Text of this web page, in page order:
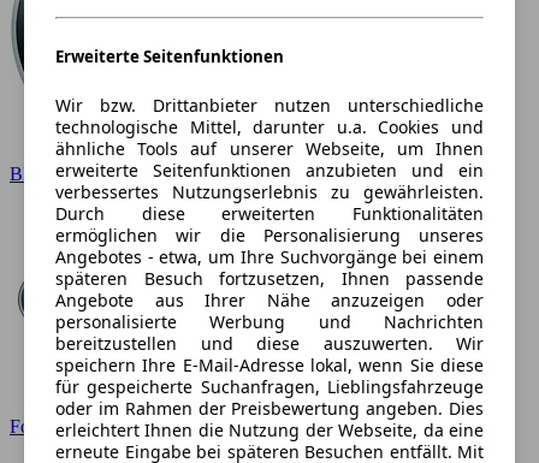
BMW
Ford
Erweiterte Seitenfunktionen
Wir bzw. Drittanbieter nutzen unterschiedliche
technologische Mittel, darunter u.a. Cookies und
ähnliche Tools auf unserer Webseite, um Ihnen
erweiterte Seitenfunktionen anzubieten und ein
verbessertes Nutzungserlebnis zu gewährleisten.
Durch diese erweiterten Funktionalitäten
ermöglichen wir die Personalisierung unseres
Angebotes - etwa, um Ihre Suchvorgänge bei einem
späteren Besuch fortzusetzen, Ihnen passende
Angebote aus Ihrer Nähe anzuzeigen oder
personalisierte Werbung und Nachrichten
bereitzustellen und diese auszuwerten. Wir
speichern Ihre E-Mail-Adresse lokal, wenn Sie diese
für gespeicherte Suchanfragen, Lieblingsfahrzeuge
oder im Rahmen der Preisbewertung angeben. Dies
erleichtert Ihnen die Nutzung der Webseite, da eine
erneute Eingabe bei späteren Besuchen entfällt. Mit